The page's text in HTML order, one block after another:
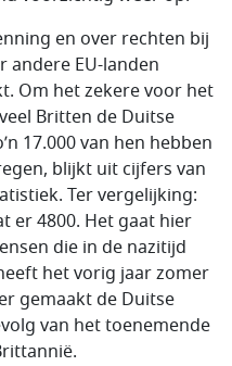
en over rechten bij
andere EU-landen
Om het zekere voor het
Britten de Duitse
17.000 van hen hebben
blijkt uit cijfers van
Ter vergelijking:
er 4800. Het gaat hier
die in de nazitijd
het vorig jaar zomer
gemaakt de Duitse
van het toenemende